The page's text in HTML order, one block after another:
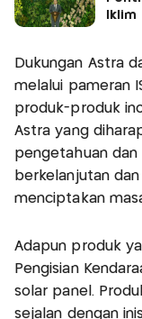
Iklim
Dukungan Astra
melalui pameran
produk-produk
Astra yang
pengetahuan
berkelanjutan
menciptakan
Adapun produk
Pengisian
solar panel.
sejalan dengan